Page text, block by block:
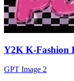
Y2K K-Fashion
GPT Image 2